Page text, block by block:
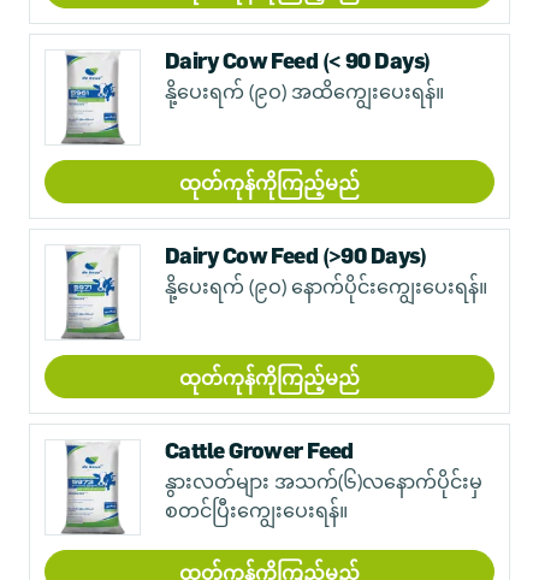
Dairy Cow Feed (< 90 Days)
နို့ပေးရက် (၉ဝ) အထိကျွေးပေးရန်။
ထုတ်ကုန်ကိုကြည့်မည်
Dairy Cow Feed (>90 Days)
နို့ပေးရက် (၉ဝ) နောက်ပိုင်းကျွေးပေးရန်။
ထုတ်ကုန်ကိုကြည့်မည်
Cattle Grower Feed
နွားလတ်များ အသက်(၆)လနောက်ပိုင်းမှ
စတင်ပြီးကျွေးပေးရန်။
ထုတ်ကုန်ကိုကြည့်မည်